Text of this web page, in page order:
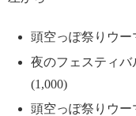
頭空っぽ祭りウー
夜のフェスティバ
(1,000)
頭空っぽ祭りウー